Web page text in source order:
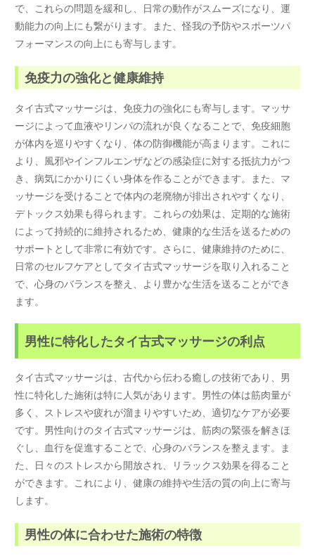
で、これらの問題を緩和し、日常の動作がスムーズになり、運
動能力の向上にも繋がります。また、怪我の予防やスポーツパ
フォーマンスの向上にも寄与します。
免疫力の強化と健康維持
タイ古式マッサージは、免疫力の強化にも寄与します。マッサ
ージによって血液やリンパの流れが良くなることで、免疫細胞
が体内を巡りやすくなり、体の防御機能が高まります。これに
より、風邪やインフルエンザなどの感染症に対する抵抗力がつ
き、病気にかかりにくい身体を作ることができます。また、マ
ッサージを受けることで体内の老廃物が排出されやすくなり、
デトックス効果も得られます。これらの効果は、定期的な施術
によって持続的に維持されるため、健康的な生活を送るための
サポートとして非常に有効です。さらに、健康維持のために、
日常のセルフケアとしてタイ古式マッサージを取り入れること
で、心身のバランスを整え、より豊かな生活を送ることができ
ます。
男性に特化したタイ古式マッサージの利点
タイ古式マッサージは、古代から伝わる癒しの技術であり、男
性に特化した施術は特に人気があります。男性の体は筋肉量が
多く、ストレスや疲れが溜まりやすいため、適切なケアが必要
です。男性向けのタイ古式マッサージは、筋肉の緊張を解きほ
ぐし、血行を促進することで、心身のバランスを整えます。ま
た、日々のストレスから開放され、リラックス効果を得ること
ができます。これにより、健康の維持や生活の質の向上に寄与
します。
男性の体に合わせた施術の特徴